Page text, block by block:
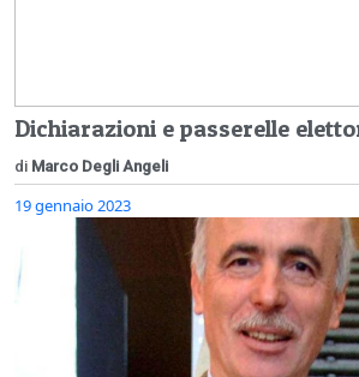
Dichiarazioni e passerelle
di Marco Degli Angeli
19 gennaio 2023